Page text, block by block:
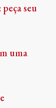
seu
uma